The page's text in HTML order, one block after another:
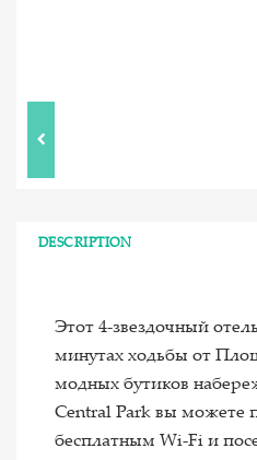
DESCRIPTION
Этот 4-звездочный
минутах ходьбы от
модных бутиков
Central Park вы можете
бесплатным Wi-Fi и